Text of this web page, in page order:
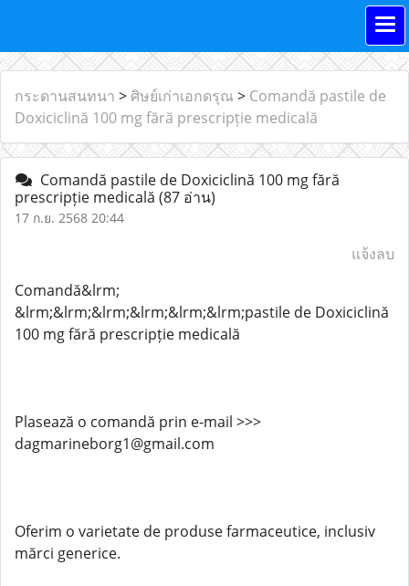
กระดานสนทนา > ศิษย์เก่าเอกดรุณ > Comandă‎ ‎‎‎‎‎pastile de
Doxiciclină 100 mg fără prescripție medicală
Comandă‎ ‎‎‎‎‎pastile de Doxiciclină 100 mg fără
prescripție medicală (87 อ่าน)
17 ก.ย. 2568 20:44
แจ้งลบ
Comandă&lrm;
&lrm;&lrm;&lrm;&lrm;&lrm;&lrm;pastile de Doxiciclină
100 mg fără prescripție medicală
Plasează o comandă prin e-mail >>>
dagmarineborg1@gmail.com
Oferim o varietate de produse farmaceutice, inclusiv
mărci generice.